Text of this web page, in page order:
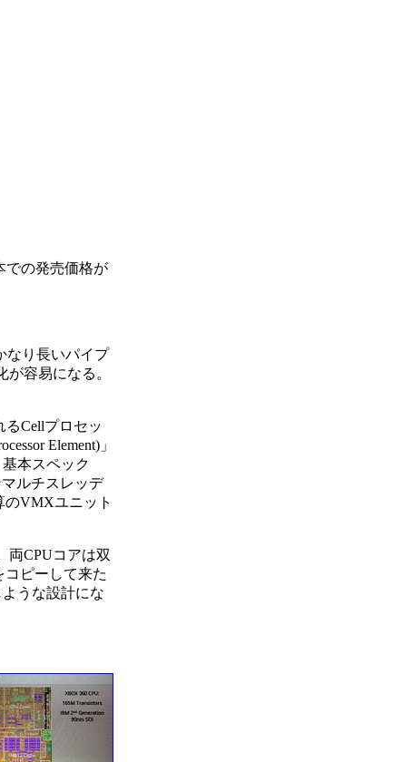
での発売価格が
なり長いパイプ
容易になる。
Cellプロセッ
Element)」
本スペック
ルチスレッデ
のVMXユニット
両CPUコアは双
コピーして来た
うな設計にな